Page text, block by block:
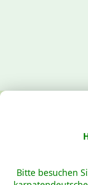
Bitte besuchen